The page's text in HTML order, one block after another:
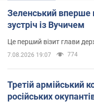
Зеленський вперше
зустріч із Вучичем
Це
7.08.2026 19:07 774
Третій армійський
російських